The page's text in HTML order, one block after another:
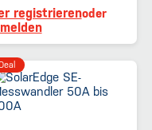
registrierenoder